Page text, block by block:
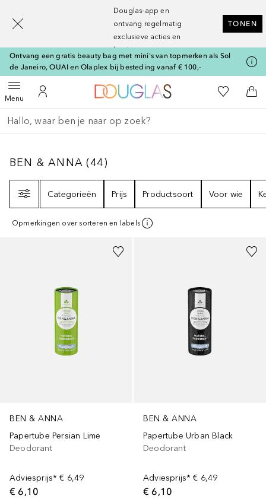
Douglas-app en
ontvang regelmatig
exclusieve acties en
kortingen
TONEN
Ontvang een gratis beauty bag met mini's van topmerken als Sol
de Janeiro, OUAI en Olaplex bij besteding vanaf € 100,-
MenuOpen menuNaar Mijn Account
Naar Douglas Home
Naar Mijn
Ga terug
Zoekopdracht uitvoeren
BEN & ANNA44
BEN & ANNA (44)
Categorieën
Prijs Productsoort Voor wie
Opmerkingen over sorteren en labels
BEN & ANNA
Papertube Persian Lime
Deodorant
Adviesprijs* € 6,49
€ 6,10
BEN & ANNA
Papertube Urban Black
Deodorant
Adviesprijs* € 6,49
€ 6,10
[navigation.slideout.screenreader]